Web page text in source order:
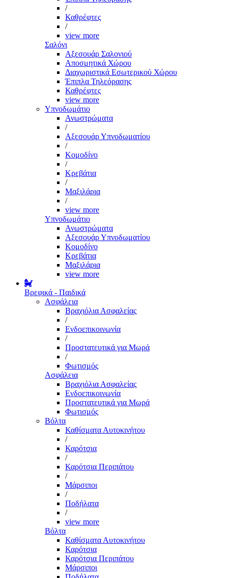
/
Καθρέφτες
/
view more
Σαλόνι
Αξεσουάρ Σαλονιού
Αποσμητικά Χώρου
Διαχωριστικά Εσωτερικού Χώρου
Έπιπλα Τηλεόρασης
Καθρέφτες
view more
Υπνοδωμάτιο
Ανωστρώματα
/
Αξεσουάρ Υπνοδωματίου
/
Κομοδίνο
/
Κρεβάτια
/
Μαξιλάρια
/
view more
Υπνοδωμάτιο
Ανωστρώματα
Αξεσουάρ Υπνοδωματίου
Κομοδίνο
Κρεβάτια
Μαξιλάρια
view more
Βρεφικά - Παιδικά
Ασφάλεια
Βραχιόλια Ασφαλείας
/
Ενδοεπικοινωνία
/
Προστατευτικά για Μωρά
/
Φωτισμός
Ασφάλεια
Βραχιόλια Ασφαλείας
Ενδοεπικοινωνία
Προστατευτικά για Μωρά
Φωτισμός
Βόλτα
Καθίσματα Αυτοκινήτου
/
Καρότσια
/
Καρότσια Περιπάτου
/
Μάρσιποι
/
Ποδήλατα
/
view more
Βόλτα
Καθίσματα Αυτοκινήτου
Καρότσια
Καρότσια Περιπάτου
Μάρσιποι